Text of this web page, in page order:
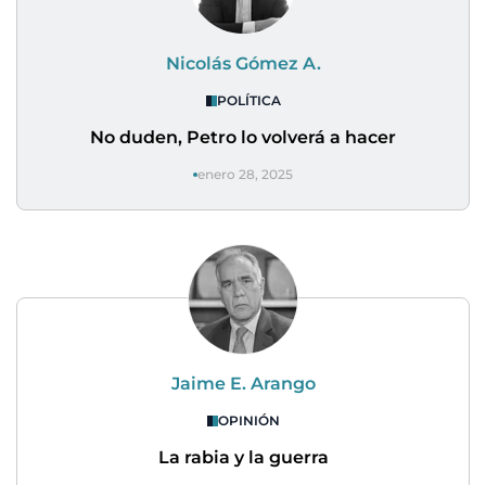
Nicolás Gómez A.
POLÍTICA
No duden, Petro lo volverá a hacer
enero 28, 2025
Jaime E. Arango
OPINIÓN
La rabia y la guerra